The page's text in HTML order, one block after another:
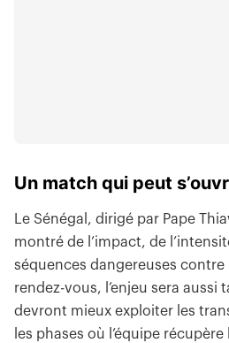
Un match qui peut
Le Sénégal, dirigé par Pape
montré de l’impact, de
séquences dangereuses contre
rendez-vous, l’enjeu sera aussi
devront mieux exploiter les
les phases où l’équipe